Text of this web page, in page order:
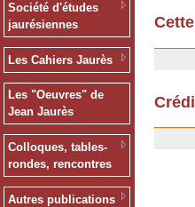
Société d'études
jaurésiennes
Les Cahiers Jaurès
Les "Oeuvres" de
Jean Jaurès
Colloques, tables-
rondes, rencontres
Autres publications